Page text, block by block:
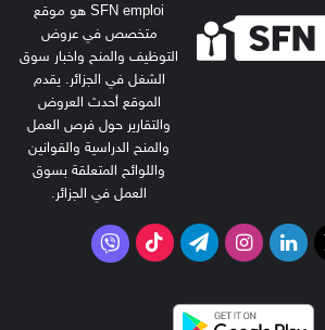
SFN emploi هو موقع
متخصص في عروض
التوظيف والمنح واخبار سوق
الشغل في الجزائر. يقدم
الموقع أحدث العروض
والتقارير حول فرص العمل
والمنح الدراسية والقوانين
واللوائح المتعلقة بسوق
العمل في الجزائر.
‫X لينكدإنانستقرامتيلقرام‫TikTokفايبر